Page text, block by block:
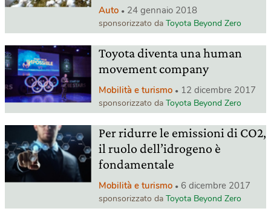
Auto 24 gennaio 2018
sponsorizzato da Toyota Beyond Zero
Toyota diventa una human
movement company
Mobilità e turismo 12 dicembre 2017
sponsorizzato da Toyota Beyond Zero
Per ridurre le emissioni di CO2,
il ruolo dell’idrogeno è
fondamentale
Mobilità e turismo 6 dicembre 2017
sponsorizzato da Toyota Beyond Zero